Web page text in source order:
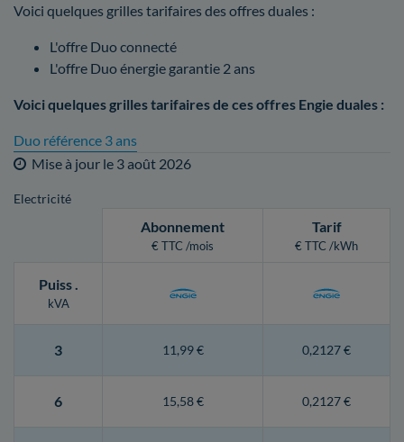
Voici quelques grilles tarifaires des offres duales :
L'offre Duo connecté
L'offre Duo énergie garantie 2 ans
Voici quelques grilles tarifaires de ces offres Engie duales :
Duo référence 3 ans
Mise à jour le 3 août 2026
Electricité
Abonnement
€ TTC /mois
Tarif
€ TTC /kWh
Puiss.
kVA
3 11,99 € 0,2127 €
6 15,58 € 0,2127 €